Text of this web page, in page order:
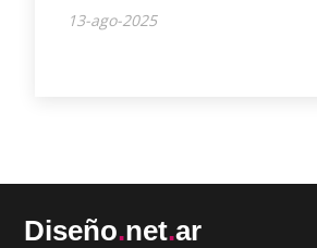
13-ago-2025
Diseño.net.ar